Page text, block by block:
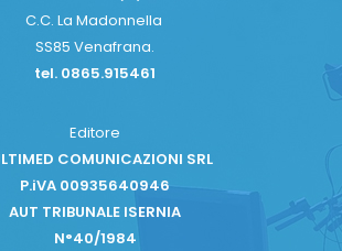
C.C. La Madonnella
SS85 Venafrana.
tel. 0865.915461
Editore
COMUNICAZIONI SRL
P.iVA 00935640946
AUT TRIBUNALE ISERNIA
N°40/1984